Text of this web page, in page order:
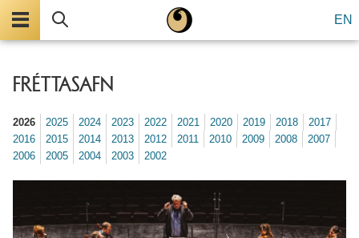
EN
FRÉTTASAFN
2026 2025 2024 2023 2022 2021 2020 2019 2018
2017
2016
2015 2014 2013 2012 2011 2010 2009 2008
2007
2006
2005 2004 2003 2002